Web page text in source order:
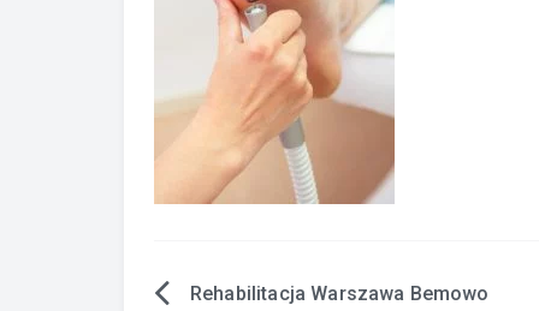
Rehabilitacja Warszawa Bemowo